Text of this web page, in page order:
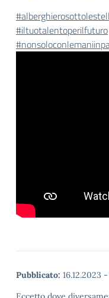
#iltuotalentoperilfuturo
Pubblicato: 16.12.2023 -